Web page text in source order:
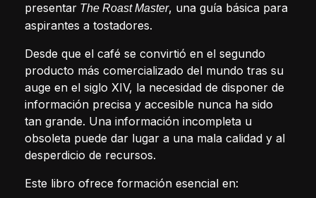
presentar The Roast Master, una guía básica para
aspirantes a tostadores.
Desde que el café se convirtió en el segundo
producto más comercializado del mundo tras su
auge en el siglo XIV, la necesidad de disponer de
información precisa y accesible nunca ha sido
tan grande. Una información incompleta u
obsoleta puede dar lugar a una mala calidad y al
desperdicio de recursos.
Este libro ofrece formación esencial en: